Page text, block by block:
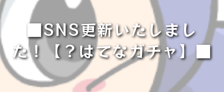
■SNS更新いたしまし
た！【？はてなガチャ】■